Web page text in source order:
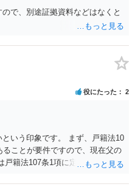
で、別途証拠資料などはなくと
役にたった 2
いう印象です。 まず、戸籍法10
ことが要件ですので、現在父の
籍法107条1項に定める「やむ
ろ不自然な状況になる）こと、